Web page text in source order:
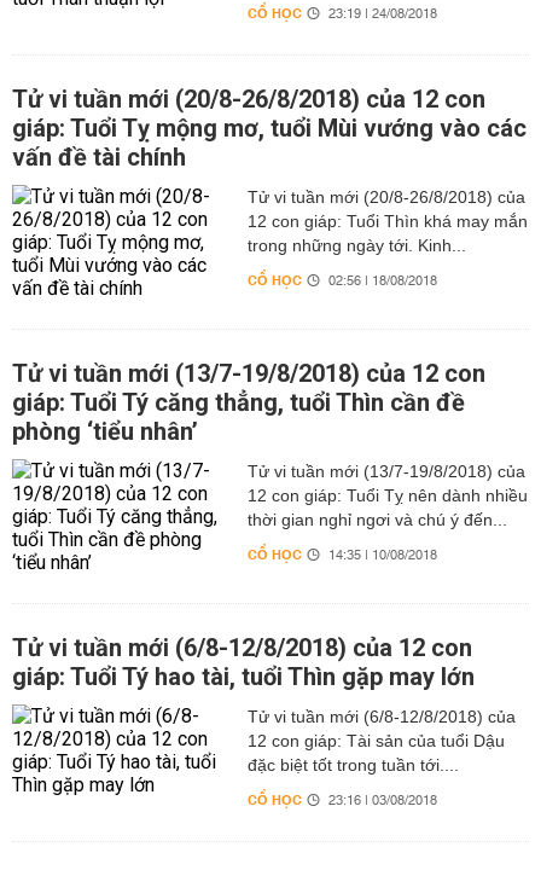
CỔ HỌC 23:19 | 24/08/2018
Tử vi tuần mới (20/8-26/8/2018) của 12 con
giáp: Tuổi Tỵ mộng mơ, tuổi Mùi vướng vào các
vấn đề tài chính
Tử vi tuần mới (20/8-26/8/2018) của
12 con giáp: Tuổi Thìn khá may mắn
trong những ngày tới. Kinh...
CỔ HỌC 02:56 | 18/08/2018
Tử vi tuần mới (13/7-19/8/2018) của 12 con
giáp: Tuổi Tý căng thẳng, tuổi Thìn cần đề
phòng ‘tiểu nhân’
Tử vi tuần mới (13/7-19/8/2018) của
12 con giáp: Tuổi Tỵ nên dành nhiều
thời gian nghỉ ngơi và chú ý đến...
CỔ HỌC 14:35 | 10/08/2018
Tử vi tuần mới (6/8-12/8/2018) của 12 con
giáp: Tuổi Tý hao tài, tuổi Thìn gặp may lớn
Tử vi tuần mới (6/8-12/8/2018) của
12 con giáp: Tài sản của tuổi Dậu
đặc biệt tốt trong tuần tới....
CỔ HỌC 23:16 | 03/08/2018